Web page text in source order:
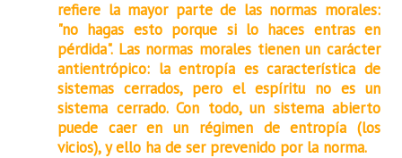
refiere la mayor parte de las normas morales:
"no hagas esto porque si lo haces entras en
pérdida". Las normas morales tienen un carácter
antientrópico: la entropía es característica de
sistemas cerrados, pero el espíritu no es un
sistema cerrado. Con todo, un sistema abierto
puede caer en un régimen de entropía (los
vicios), y ello ha de ser prevenido por la norma.